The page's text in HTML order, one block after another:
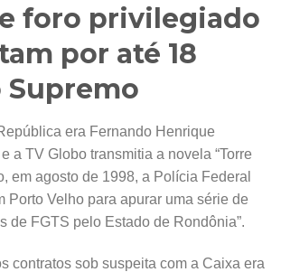
foro privilegiado
por até 18
Supremo
era Fernando Henrique
a TV Globo transmitia a novela “Torre
em agosto de 1998, a Polícia Federal
Porto Velho para apurar uma série de
de FGTS pelo Estado de Rondônia”.
contratos sob suspeita com a Caixa era